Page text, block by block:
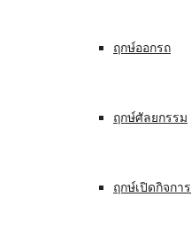
ฤกษ์ออกรถ
ฤกษ์ศัลยกรรม
ฤกษ์เปิดกิจการ